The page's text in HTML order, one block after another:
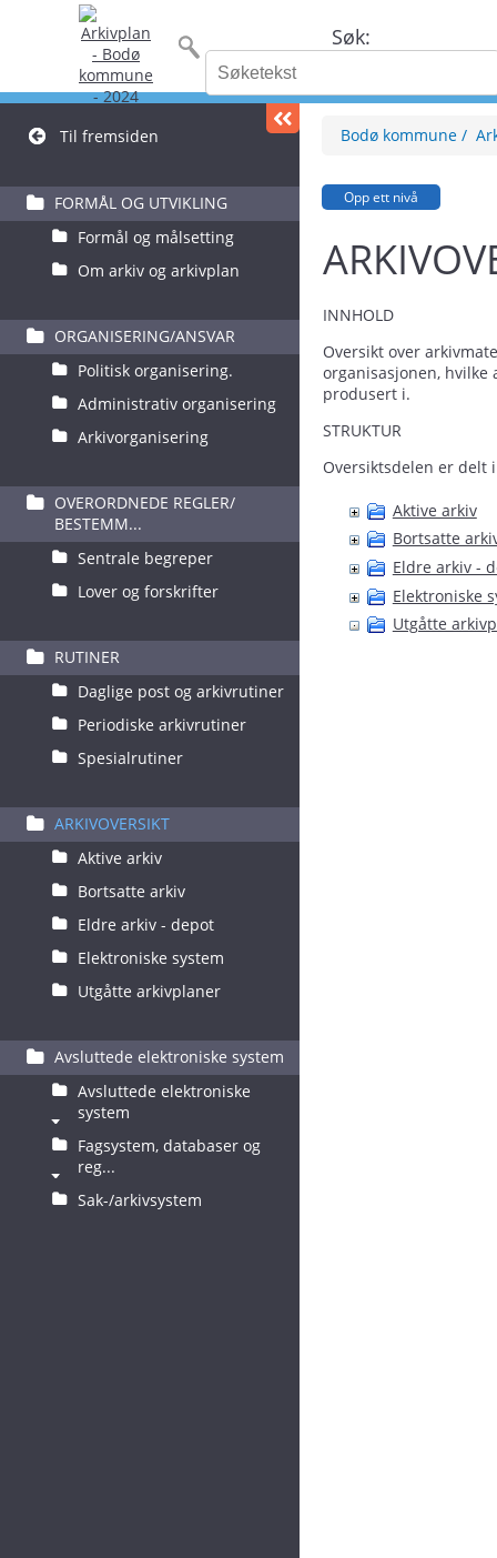
Søk:
Til fremsiden
FORMÅL OG UTVIKLING
Formål og målsetting
Om arkiv og arkivplan
ORGANISERING/ANSVAR
Politisk organisering.
Administrativ organisering
Arkivorganisering
OVERORDNEDE REGLER/
BESTEMM...
Sentrale begreper
Lover og forskrifter
RUTINER
Daglige post og arkivrutiner
Periodiske arkivrutiner
Spesialrutiner
ARKIVOVERSIKT
Aktive arkiv
Bortsatte arkiv
Eldre arkiv - depot
Elektroniske system
Utgåtte arkivplaner
Avsluttede elektroniske system
Avsluttede elektroniske
system
Fagsystem, databaser og
reg...
Sak-/arkivsystem
Bodø kommune
Opp ett nivå
INNHOLD
Oversikt over
organisasjonen,
produsert i.
STRUKTUR
Oversiktsdelen er delt
Aktive arkiv
Bortsatte
Eldre arkiv -
Elektroniske
Utgåtte